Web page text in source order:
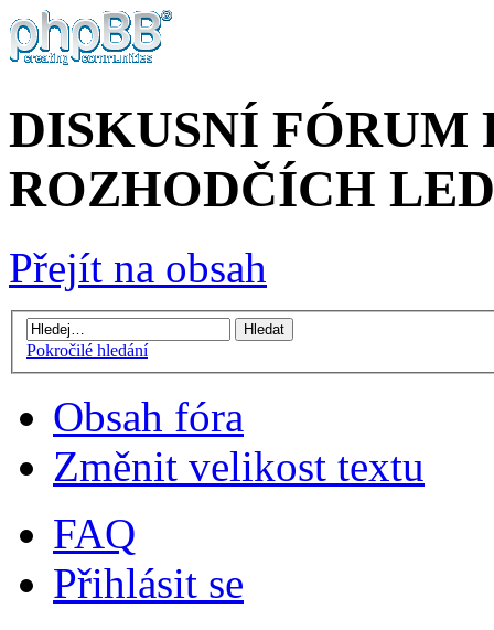
DISKUSNÍ FÓRUM
ROZHODČÍCH
Přejít na obsah
Pokročilé hledání
Obsah fóra
Změnit velikost textu
FAQ
Přihlásit se